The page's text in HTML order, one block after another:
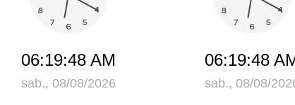
06:19:48 AM
sab., 08/08/2026
06:19:48
sab., 08/08/